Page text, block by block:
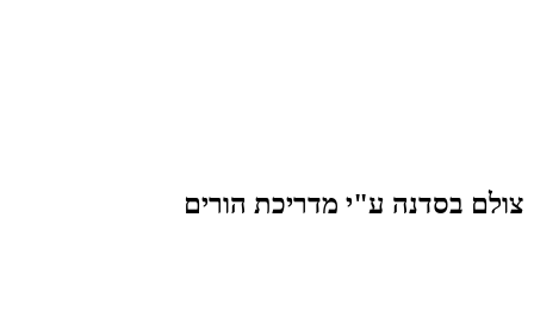
צולם בסדנה ע"י מדריכת הורים